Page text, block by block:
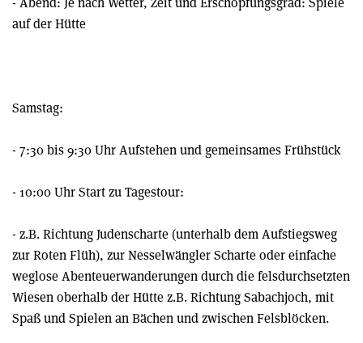
auf der Hütte
Samstag:
- 7:30 bis 9:30 Uhr Aufstehen und gemeinsames Frühstück
- 10:00 Uhr Start zu Tagestour:
- z.B. Richtung Judenscharte (unterhalb dem Aufstiegsweg
zur Roten Flüh), zur Nesselwängler Scharte oder einfache
weglose Abenteuerwanderungen durch die felsdurchsetzten
Wiesen oberhalb der Hütte z.B. Richtung Sabachjoch, mit
Spaß und Spielen an Bächen und zwischen Felsblöcken.